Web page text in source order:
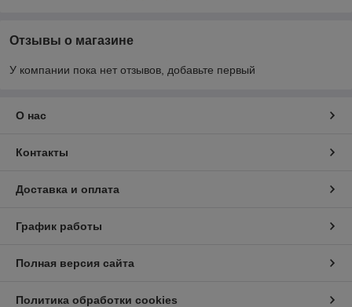
Отзывы о магазине
У компании пока нет отзывов, добавьте первый
О нас
Контакты
Доставка и оплата
График работы
Полная версия сайта
Политика обработки cookies